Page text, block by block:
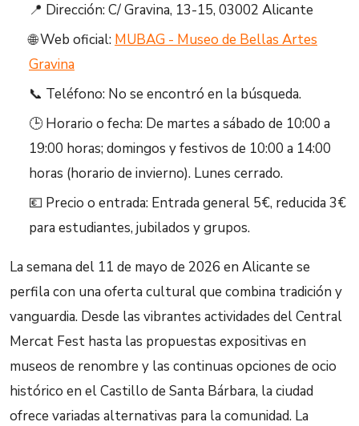
📍 Dirección: C/ Gravina, 13-15, 03002 Alicante
🌐 Web oficial: MUBAG - Museo de Bellas Artes
Gravina
📞 Teléfono: No se encontró en la búsqueda.
🕒 Horario o fecha: De martes a sábado de 10:00 a
19:00 horas; domingos y festivos de 10:00 a 14:00
horas (horario de invierno). Lunes cerrado.
💶 Precio o entrada: Entrada general 5€, reducida 3€
para estudiantes, jubilados y grupos.
La semana del 11 de mayo de 2026 en Alicante se
perfila con una oferta cultural que combina tradición y
vanguardia. Desde las vibrantes actividades del Central
Mercat Fest hasta las propuestas expositivas en
museos de renombre y las continuas opciones de ocio
histórico en el Castillo de Santa Bárbara, la ciudad
ofrece variadas alternativas para la comunidad. La